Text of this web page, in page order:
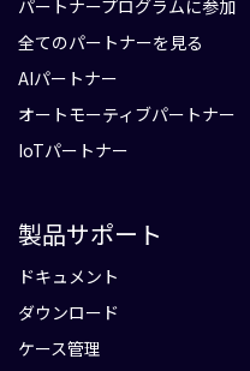
パートナープログラムに参加
全てのパートナーを見る
AIパートナー
オートモーティブパートナー
IoTパートナー
製品サポート
ドキュメント
ダウンロード
ケース管理